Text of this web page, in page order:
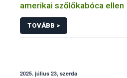
amerikai szőlőkabóca ellen
TOVÁBB >
2025. július 23, szerda